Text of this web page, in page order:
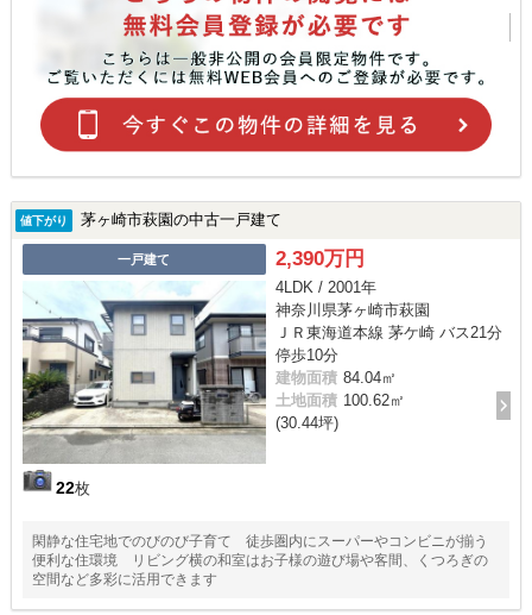
値下がり 茅ヶ崎市萩園の中古一戸建て
一戸建て
22枚
2,390万円
4LDK / 2001年
神奈川県茅ヶ崎市萩園
ＪＲ東海道本線 茅ケ崎 バス21分
停歩10分
建物面積 84.04㎡
土地面積 100.62㎡
(30.44坪)
閑静な住宅地でのびのび子育て 徒歩圏内にスーパーやコンビニが揃う
便利な住環境 リビング横の和室はお子様の遊び場や客間、くつろぎの
空間など多彩に活用できます